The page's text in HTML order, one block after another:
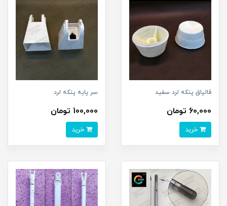
قالپاق پنکه لرد سفید
60,000 تومان
سر پایه پنکه لرد
100,000 تومان